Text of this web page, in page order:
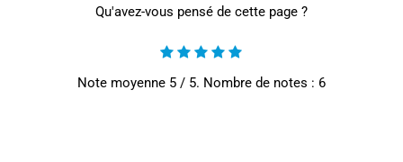
Qu'avez-vous pensé de cette page ?
Note moyenne 5/ 5. Nombre de notes : 6